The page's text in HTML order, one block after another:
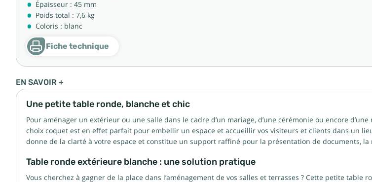
Épaisseur : 45 mm
Poids total : 7,6 kg
Coloris : blanc
Fiche technique
EN SAVOIR +
Une petite table ronde, blanche et chic
Pour aménager un extérieur ou une salle dans le cadre d’un mariage, d’une cérémonie ou encore
choix coquet est en effet parfait pour embellir un espace et accueillir vos visiteurs et clients dans un
donne de la clarté à votre espace et constitue un support raffiné pour la présentation de documents, la
Table ronde extérieure blanche : une solution pratique
Vous cherchez à gagner de la place dans l’aménagement de vos salles et terrasses ? Cette petite